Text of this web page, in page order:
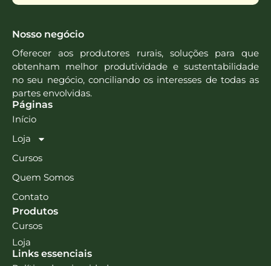
Nosso negócio
Oferecer aos produtores rurais, soluções para que
obtenham melhor produtividade e sustentabilidade
no seu negócio, conciliando os interesses de todas as
partes envolvidas.
Páginas
Início
Loja
Cursos
Quem Somos
Contato
Produtos
Cursos
Loja
Links essenciais